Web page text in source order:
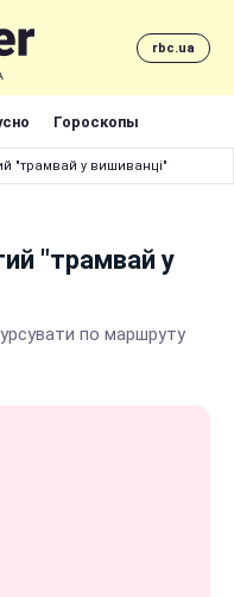
rbc.ua
Гороскопы
"трамвай у вишиванці"
"трамвай у
по маршруту